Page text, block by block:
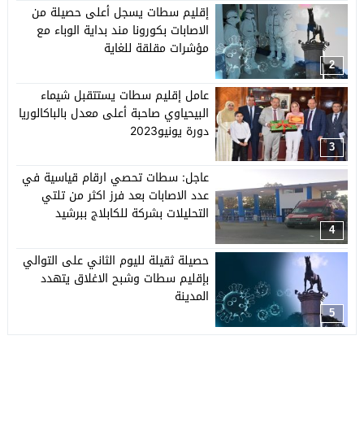
2
إقليم سطات يسجل أعلى حصيلة من
الاصابات بكورونا مند بداية الوباء مع
مؤشرات مقلقة للغاية
3
عامل إقليم سطات يستتقبل شيماء
البيحياوي صاحبة أعلى معدل بالباكالوريا
دورة يونيو2023
4
عاجل: سطات تحصي ارقام قياسية في
عدد الاصابات بعد فرز اكثر من تلتي
التحليلات بشركة للكابلاج ببرشيد
5
حصيلة ثقيلة لليوم الثاني على التوالي
بإقليم سطات وشبح الاغلاق يتهدد
المدينة